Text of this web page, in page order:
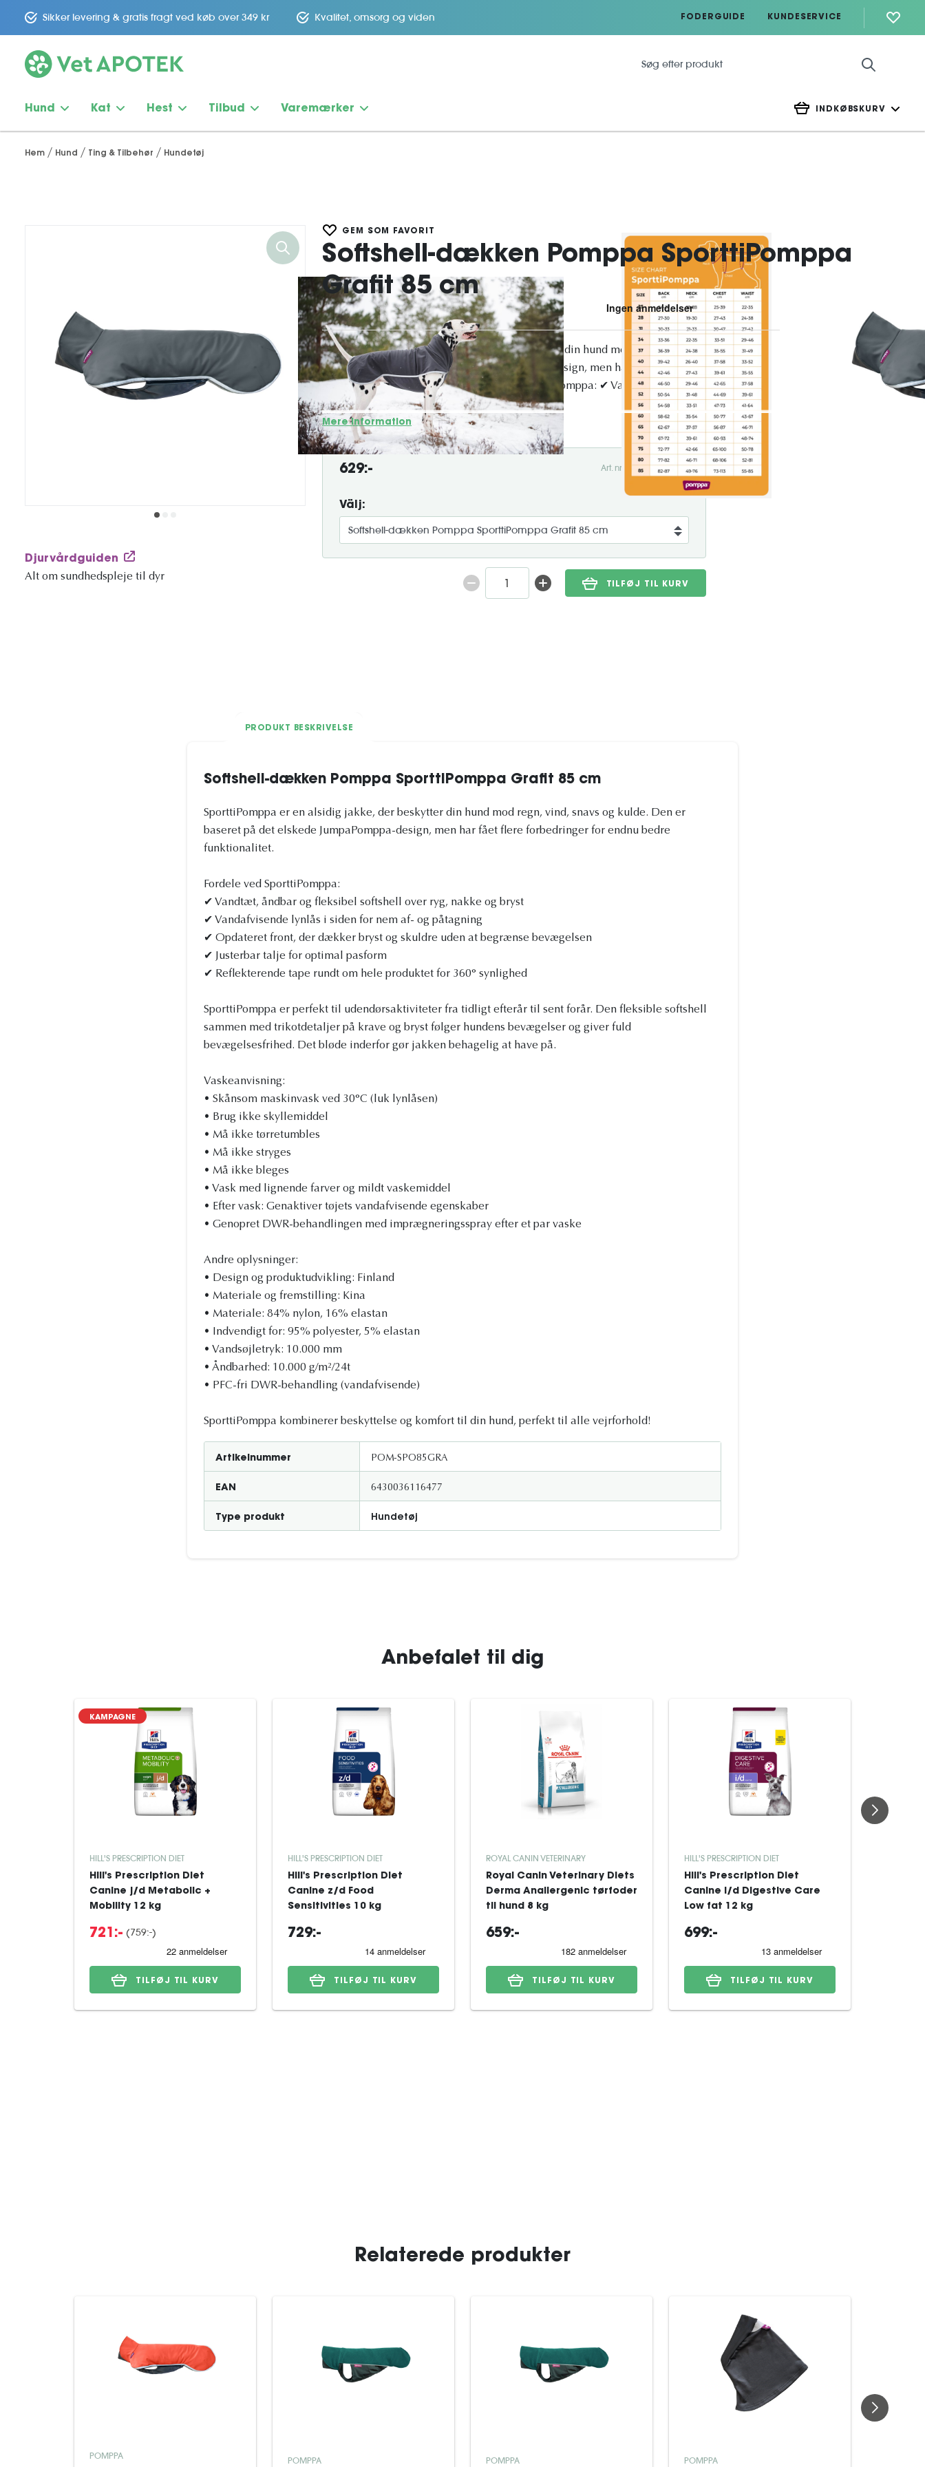
Sikker levering & gratis fragt ved køb over 349 kr Kvalitet, omsorg og viden FODERGUIDE KUNDESERVICE
Hund Kat Hest Tilbud Varemærker INDKØBSKURV
Hem Hund Ting & Tilbehør Hundetøj
Djurvårdguiden
Alt om sundhedspleje til dyr
GEM SOM FAVORIT
Softshell-dækken Pomppa SporttiPomppa
Grafit 85 cm
SporttiPomppa er en alsidig jakke, der beskytter din hund mod regn, vind, snavs og kulde.
Den er baseret på det elskede JumpaPomppa-design, men har fået flere forbedringer for
endnu bedre funktionalitet. Fordele ved SporttiPomppa: ✔ Vandtæt, åndbar og fleksibel
softshell over ryg, nakke og bryst ✔ Vandafv...
Mere information
629:- Art. nr. POM-SPO85GRA
På lager
Välj:
TILFØJ TIL KURV
PRODUKT BESKRIVELSE
Softshell-dækken Pomppa SporttiPomppa Grafit 85 cm
SporttiPomppa er en alsidig jakke, der beskytter din hund mod regn, vind, snavs og kulde. Den er
baseret på det elskede JumpaPomppa-design, men har fået flere forbedringer for endnu bedre
funktionalitet.
Fordele ved SporttiPomppa:
✔ Vandtæt, åndbar og fleksibel softshell over ryg, nakke og bryst
✔ Vandafvisende lynlås i siden for nem af- og påtagning
✔ Opdateret front, der dækker bryst og skuldre uden at begrænse bevægelsen
✔ Justerbar talje for optimal pasform
✔ Reflekterende tape rundt om hele produktet for 360° synlighed
SporttiPomppa er perfekt til udendørsaktiviteter fra tidligt efterår til sent forår. Den fleksible softshell
sammen med trikotdetaljer på krave og bryst følger hundens bevægelser og giver fuld
bevægelsesfrihed. Det bløde inderfor gør jakken behagelig at have på.
Vaskeanvisning:
• Skånsom maskinvask ved 30°C (luk lynlåsen)
• Brug ikke skyllemiddel
• Må ikke tørretumbles
• Må ikke stryges
• Må ikke bleges
• Vask med lignende farver og mildt vaskemiddel
• Efter vask: Genaktiver tøjets vandafvisende egenskaber
• Genopret DWR-behandlingen med imprægneringsspray efter et par vaske
Andre oplysninger:
• Design og produktudvikling: Finland
• Materiale og fremstilling: Kina
• Materiale: 84% nylon, 16% elastan
• Indvendigt for: 95% polyester, 5% elastan
• Vandsøjletryk: 10.000 mm
• Åndbarhed: 10.000 g/m²/24t
• PFC-fri DWR-behandling (vandafvisende)
SporttiPomppa kombinerer beskyttelse og komfort til din hund, perfekt til alle vejrforhold!
Artikelnummer POM-SPO85GRA
EAN 6430036116477
Type produkt Hundetøj
Anbefalet til dig
KAMPAGNE
HILL'S PRESCRIPTION DIET
Hill's Prescription Diet
Canine j/d Metabolic +
Mobility 12 kg
721:- (759:-)
TILFØJ TIL KURV
HILL'S PRESCRIPTION DIET
Hill's Prescription Diet
Canine z/d Food
Sensitivities 10 kg
729:-
TILFØJ TIL KURV
ROYAL CANIN VETERINARY
Royal Canin Veterinary Diets
Derma Anallergenic tørfoder
til hund 8 kg
659:-
TILFØJ TIL KURV
HILL'S PRESCRIPTION DIET
Hill's Prescription Diet
Canine i/d Digestive Care
Low fat 12 kg
699:-
TILFØJ TIL KURV
Relaterede produkter
POMPPA POMPPA POMPPA POMPPA